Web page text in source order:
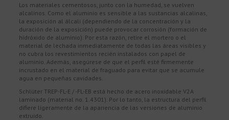
Los materiales cementosos, junto con la humedad, se vuelven
alcalinos. Como el aluminio es sensible a las sustancias alcalinas,
la exposición al álcali (dependiendo de la concentración y la
duración de la exposición) puede provocar corrosión (formación de
hidróxido de aluminio). Por esta razón, retire el mortero o el
material de lechada inmediatamente de todas las áreas visibles y
no cubra los revestimientos recién instalados con papel de
aluminio. Además, asegúrese de que el perfil esté firmemente
incrustado en el material de fraguado para evitar que se acumule
agua en pequeñas cavidades.
Schlüter TREP-FL-E / -FL-EB está hecho de acero inoxidable V2A
laminado (material no. 1.4301). Por lo tanto, la estructura del perfil
difiere ligeramente de la apariencia de las versiones de aluminio
extruido.